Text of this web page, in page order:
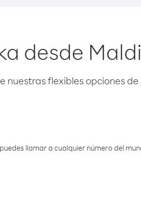
desde
nuestras flexibles opciones
llamar a cualquier número del